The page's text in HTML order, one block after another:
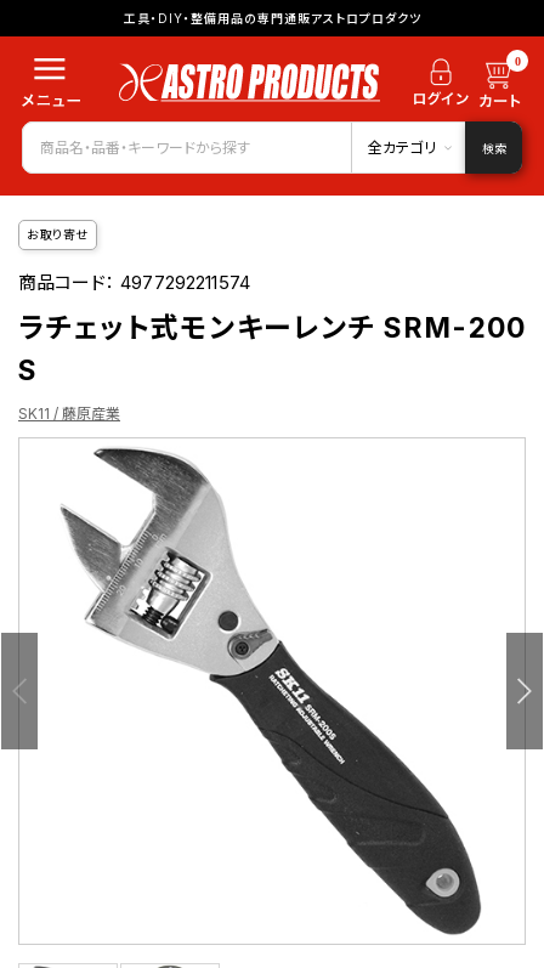
工具・DIY・整備用品の専門通販アストロプロダクツ
0
全カテゴリ 検索
お取り寄せ
商品コード：4977292211574
ラチェット式モンキーレンチ SRM-200
S
SK11 / 藤原産業